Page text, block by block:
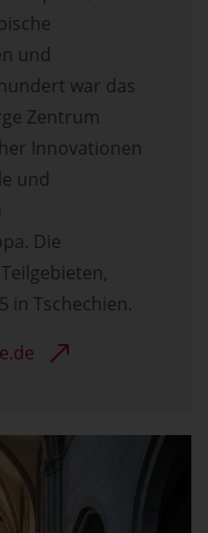
und
war das
Zentrum
Innovationen
und
Die
in Tschechien.